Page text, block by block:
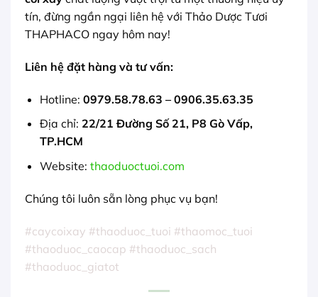
tín, đừng ngần ngại liên hệ với Thảo Dược Tươi
THAPHACO ngay hôm nay!
Liên hệ đặt hàng và tư vấn:
Hotline: 0979.58.78.63 – 0906.35.63.35
Địa chỉ: 22/21 Đường Số 21, P8 Gò Vấp,
TP.HCM
Website: thaoduoctuoi.com
Chúng tôi luôn sẵn lòng phục vụ bạn!
#caycoixay #thaoduoc_tuoi #thaomoc_tuoi
#thaoduoc_caocap #thaoduoc_sach
#thaoduoc_giatot